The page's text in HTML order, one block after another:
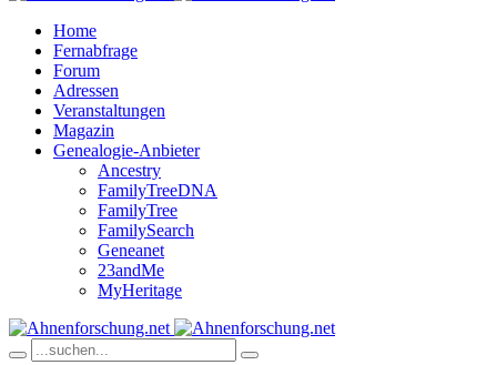
Home
Fernabfrage
Forum
Adressen
Veranstaltungen
Magazin
Genealogie-Anbieter
Ancestry
FamilyTreeDNA
FamilyTree
FamilySearch
Geneanet
23andMe
MyHeritage